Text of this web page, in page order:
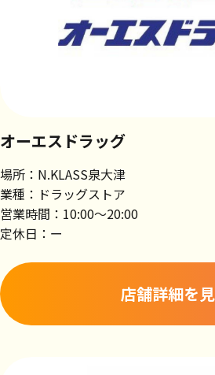
オーエスドラッグ
場所：N.KLASS泉大津
業種：ドラッグストア
営業時間：10:00～20:00
定休日：ー
店舗詳細を